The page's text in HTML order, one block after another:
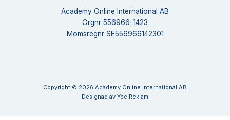
Academy Online International AB
Orgnr 556966-1423
Momsregnr SE556966142301
Copyright © 2026 Academy Online International AB
Designad av Yee Reklam